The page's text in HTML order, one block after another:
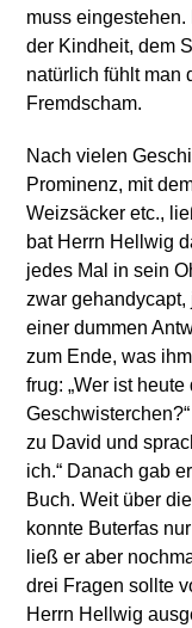
muss eingestehen.
der Kindheit, dem
natürlich fühlt man
Fremdscham.
Nach vielen
Prominenz, mit
Weizsäcker etc.,
bat Herrn Hellwig
jedes Mal in sein
zwar gehandycapt,
einer dummen
zum Ende, was
frug: „Wer ist
zu David und
ich.“ Danach gab
Buch. Weit über
konnte Buterfas
ließ er aber
drei Fragen sollte
Herrn Hellwig